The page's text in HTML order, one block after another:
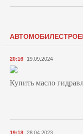
20:16 19.09.2024
Купить масло
19:18 28.04.2023